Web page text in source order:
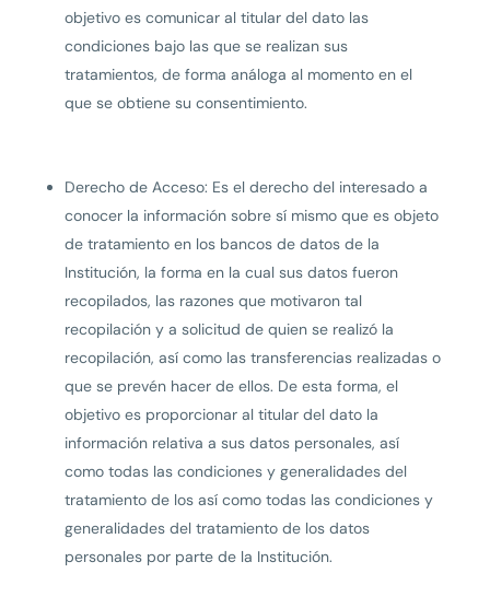
objetivo es comunicar al titular del dato las
condiciones bajo las que se realizan sus
tratamientos, de forma análoga al momento en el
que se obtiene su consentimiento.
Derecho de Acceso: Es el derecho del interesado a
conocer la información sobre sí mismo que es objeto
de tratamiento en los bancos de datos de la
Institución, la forma en la cual sus datos fueron
recopilados, las razones que motivaron tal
recopilación y a solicitud de quien se realizó la
recopilación, así como las transferencias realizadas o
que se prevén hacer de ellos. De esta forma, el
objetivo es proporcionar al titular del dato la
información relativa a sus datos personales, así
como todas las condiciones y generalidades del
tratamiento de los así como todas las condiciones y
generalidades del tratamiento de los datos
personales por parte de la Institución.